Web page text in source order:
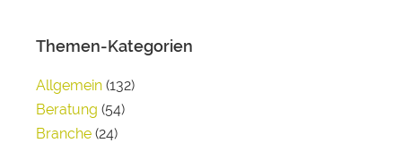
Themen-Kategorien
Allgemein (132)
Beratung (54)
Branche (24)